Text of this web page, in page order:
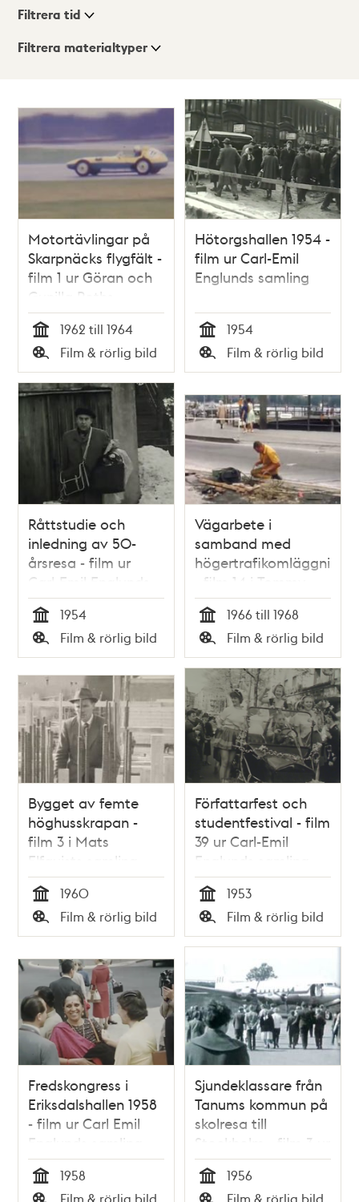
Visningsläge
Lista
Karta
Filtrera tid
Filtrera materialtyper
träffar
Motortävlingar på
Skarpnäcks flygfält -
film 1 ur Göran och
Gunilla Roths
samling
Tid
1962 till 1964
Typ
Film & rörlig bild
Hötorgshallen 1954 -
film ur Carl-Emil
Englunds samling
Tid
1954
Typ
Film & rörlig bild
Råttstudie och
inledning av 50-
årsresa - film ur
Carl-Emil Englunds
samling
Tid
1954
Typ
Film & rörlig bild
Vägarbete i
samband med
- film 14 i Tommy
Engströms samling
Tid
1966 till 1968
Typ
Film & rörlig bild
Bygget av femte
höghusskrapan -
film 3 i Mats
Elfquists samling
Tid
1960
Typ
Film & rörlig bild
Författarfest och
studentfestival - film
39 ur Carl-Emil
Englunds samling
Tid
1953
Typ
Film & rörlig bild
Fredskongress i
Eriksdalshallen 1958
- film ur Carl Emil
Englunds samling
Tid
1958
Film & rörlig bild
Sjundeklassare från
Tanums kommun på
skolresa till
Stockholm - film 3 ur
Kjell Walter
Sohlbergs samling
Tid
1956
Film & rörlig bild